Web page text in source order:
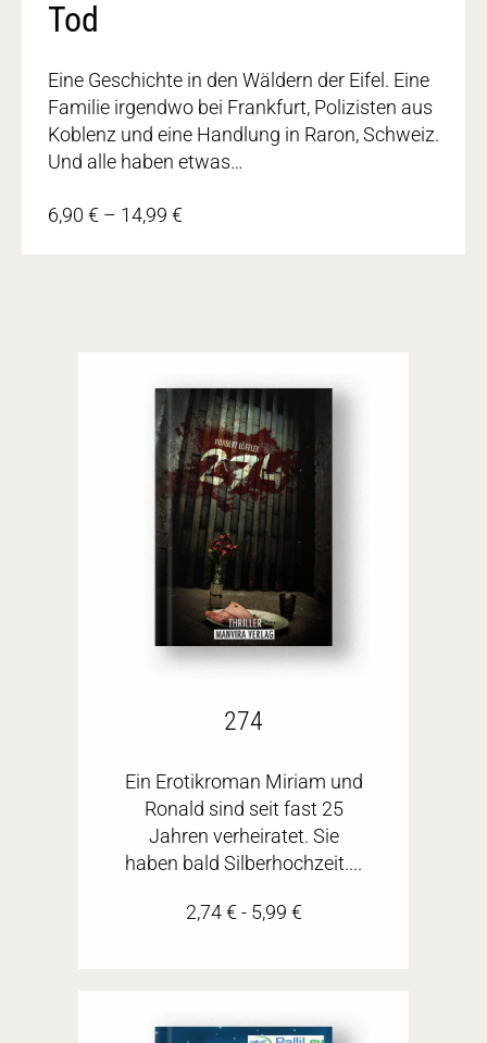
Tod
Eine Geschichte in den Wäldern der Eifel. Eine
Familie irgendwo bei Frankfurt, Polizisten aus
Koblenz und eine Handlung in Raron, Schweiz.
Und alle haben etwas…
6,90 € – 14,99 €
274
Ein Erotikroman Miriam und
Ronald sind seit fast 25
Jahren verheiratet. Sie
haben bald Silberhochzeit....
2,74€ - 5,99 €